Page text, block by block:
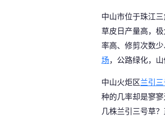
中山市位于珠江
草皮日产量高，
率高、修剪次数
场，公路绿化，山
中山火炬区兰引
种的几率却是寥
几株兰引三号草